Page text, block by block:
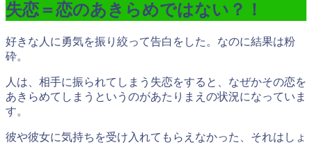
失恋＝恋のあきらめではない？！
好きな人に勇気を振り絞って告白をした。なのに結果は粉
砕。
人は、相手に振られてしまう失恋をすると、なぜかその恋を
あきらめてしまうというのがあたりまえの状況になっていま
す。
彼や彼女に気持ちを受け入れてもらえなかった、それはしょ